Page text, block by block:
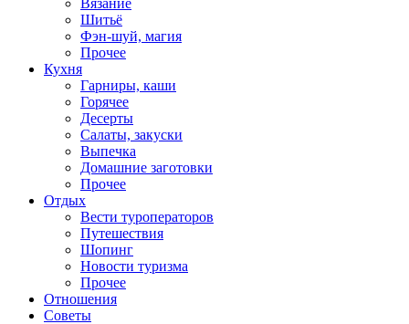
Вязание
Шитьё
Фэн-шуй, магия
Прочее
Кухня
Гарниры, каши
Горячее
Десерты
Салаты, закуски
Выпечка
Домашние заготовки
Прочее
Отдых
Вести туроператоров
Путешествия
Шопинг
Новости туризма
Прочее
Отношения
Советы